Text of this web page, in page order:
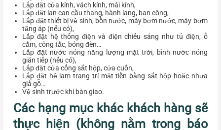
Lắp đặt cửa kính, vách kính, mái kính,
Lắp đặt lan can cầu thang, hành lang, ban công,
Lắp đặt thiết bị vệ sinh, bồn nước, máy bơm nước, máy bơm
tăng áp (nếu có),
Lắp đặt hệ thống điện và điện chiếu sáng như tủ điện, ổ
cắm, công tắc, bóng đèn…
Lắp đặt nước nóng năng lượng mặt trời, bình nước nóng
gián tiếp (nếu có),
Lắp đặt cửa cổng sắt hộp, cửa cuốn,
Lắp đặt hệ lam trang trí mặt tiền bằng sắt hộp hoặc nhựa
giả gỗ…
Vệ sinh trước khi bàn giao.
Các hạng mục khác khách hàng sẽ
thực hiện (không nằm trong báo